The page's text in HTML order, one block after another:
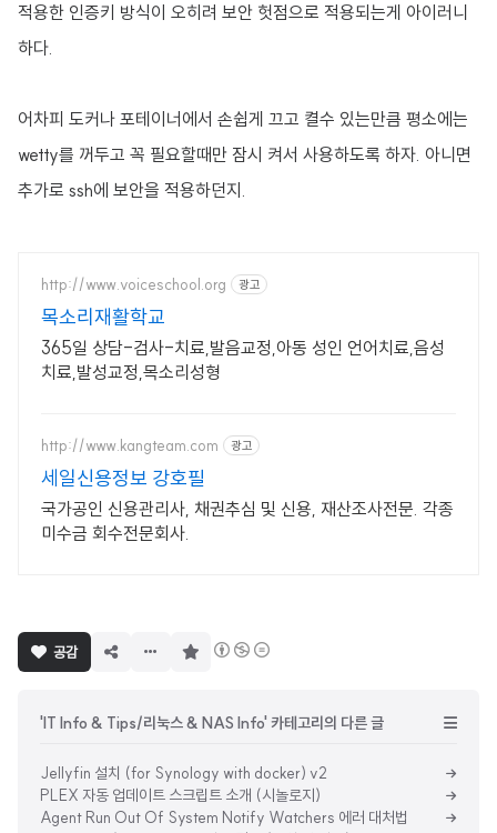
적용한 인증키 방식이 오히려 보안 헛점으로 적용되는게 아이러니
하다.
어차피 도커나 포테이너에서 손쉽게 끄고 켤수 있는만큼 평소에는
wetty를 꺼두고 꼭 필요할때만 잠시 켜서 사용하도록 하자. 아니면
추가로 ssh에 보안을 적용하던지.
http://www.voiceschool.org 광고
목소리재활학교
365일 상담-검사-치료,발음교정,아동 성인 언어치료,음성
치료,발성교정,목소리성형
http://www.kangteam.com 광고
세일신용정보 강호필
국가공인 신용관리사, 채권추심 및 신용, 재산조사전문. 각종
미수금 회수전문회사.
공감
'IT Info & Tips/리눅스 & NAS Info' 카테고리의 다른 글
Jellyfin 설치 (for Synology with docker) v2
PLEX 자동 업데이트 스크립트 소개 (시놀로지)
Agent Run Out Of System Notify Watchers 에러 대처법